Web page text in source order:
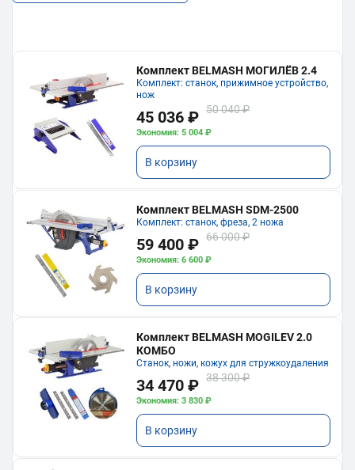
Комплект BELMASH МОГИЛЁВ 2.4
Комплект: станок, прижимное устройство,
нож
45 036 ₽ 50 040 ₽
Экономия: 5 004 ₽
В корзину
Комплект BELMASH SDM-2500
Комплект: станок, фреза, 2 ножа
59 400 ₽ 66 000 ₽
Экономия: 6 600 ₽
В корзину
Комплект BELMASH MOGILEV 2.0
КОМБО
Станок, ножи, кожух для стружкоудаления
34 470 ₽ 38 300 ₽
Экономия: 3 830 ₽
В корзину